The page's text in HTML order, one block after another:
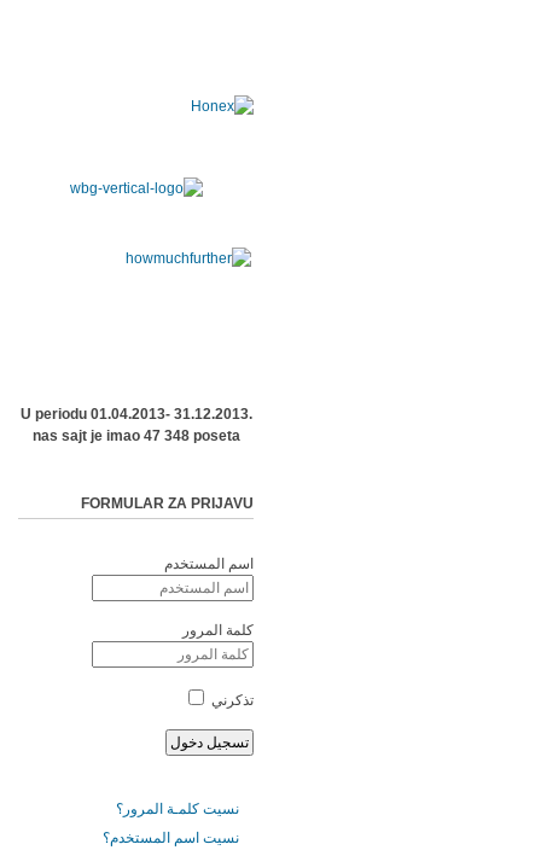
U periodu 01.04.2013- 31.12.2013.
nas sajt je imao 47 348 poseta
FORMULAR ZA PRIJAVU
اسم المستخدم
كلمة المرور
تذكرني
نسيت كلمـة المرور؟
نسيت اسم المستخدم؟